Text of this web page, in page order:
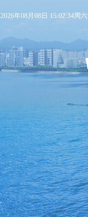
年08月08日 15:02:36周六